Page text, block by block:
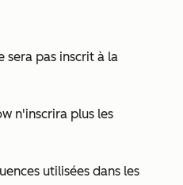
sera pas inscrit à la
n'inscrira plus les
utilisées dans les